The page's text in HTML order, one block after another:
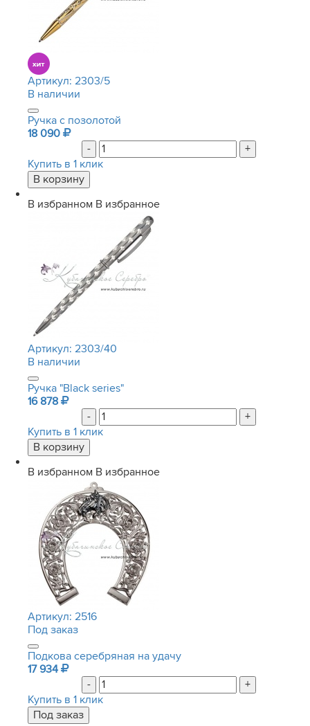
Артикул: 2303/5
В наличии
Ручка с позолотой
18 090
-
+
Купить в 1 клик
В избранном В избранное
Артикул: 2303/40
В наличии
Ручка "Black series"
16 878
-
+
Купить в 1 клик
В избранном В избранное
Артикул: 2516
Под заказ
Подкова серебряная на удачу
17 934
-
+
Купить в 1 клик